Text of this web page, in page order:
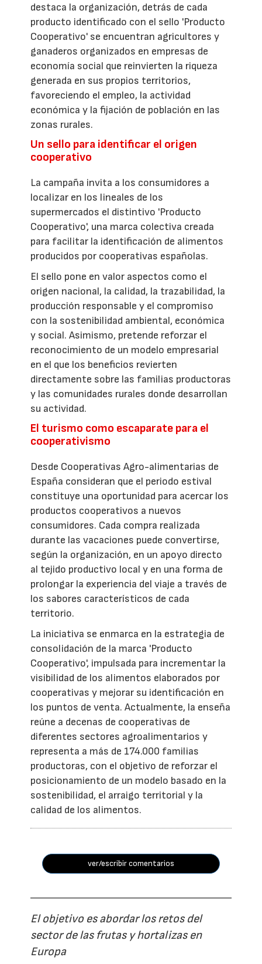
destaca la organización, detrás de cada
producto identificado con el sello 'Producto
Cooperativo' se encuentran agricultores y
ganaderos organizados en empresas de
economía social que reinvierten la riqueza
generada en sus propios territorios,
favoreciendo el empleo, la actividad
económica y la fijación de población en las
zonas rurales.
Un sello para identificar el origen
cooperativo
La campaña invita a los consumidores a
localizar en los lineales de los
supermercados el distintivo 'Producto
Cooperativo', una marca colectiva creada
para facilitar la identificación de alimentos
producidos por cooperativas españolas.
El sello pone en valor aspectos como el
origen nacional, la calidad, la trazabilidad, la
producción responsable y el compromiso
con la sostenibilidad ambiental, económica
y social. Asimismo, pretende reforzar el
reconocimiento de un modelo empresarial
en el que los beneficios revierten
directamente sobre las familias productoras
y las comunidades rurales donde desarrollan
su actividad.
El turismo como escaparate para el
cooperativismo
Desde Cooperativas Agro-alimentarias de
España consideran que el periodo estival
constituye una oportunidad para acercar los
productos cooperativos a nuevos
consumidores. Cada compra realizada
durante las vacaciones puede convertirse,
según la organización, en un apoyo directo
al tejido productivo local y en una forma de
prolongar la experiencia del viaje a través de
los sabores característicos de cada
territorio.
La iniciativa se enmarca en la estrategia de
consolidación de la marca 'Producto
Cooperativo', impulsada para incrementar la
visibilidad de los alimentos elaborados por
cooperativas y mejorar su identificación en
los puntos de venta. Actualmente, la enseña
reúne a decenas de cooperativas de
diferentes sectores agroalimentarios y
representa a más de 174.000 familias
productoras, con el objetivo de reforzar el
posicionamiento de un modelo basado en la
sostenibilidad, el arraigo territorial y la
calidad de los alimentos.
ver/escribir comentarios
El objetivo es abordar los retos del
sector de las frutas y hortalizas en
Europa